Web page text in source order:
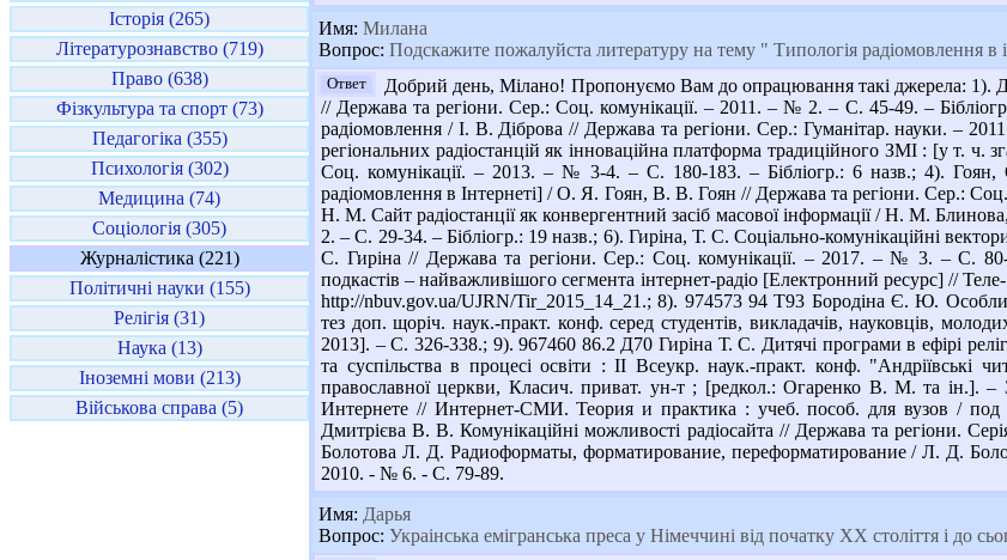
Історія (265)
Літературознавство (719)
Право (638)
Фізкультура та спорт (73)
Педагогіка (355)
Психологія (302)
Медицина (74)
Соціологія (305)
Журналістика (221)
Політичні науки (155)
Релігія (31)
Наука (13)
Іноземні мови (213)
Військова справа (5)
Имя: Милана
Вопрос: Подскажите пожалуйста литературу на тему " Типологія радіомовлення в
Ответ
Добрий день, Мілано! Пропонуємо Вам до опрацювання такі джерела: 1).
// Держава та регіони. Сер.: Соц. комунікації. – 2011. – № 2. – С. 45-49. –
радіомовлення / І. В. Діброва // Держава та регіони. Сер.: Гуманітар. науки. –
регіональних радіостанцій як інноваційна платформа традиційного ЗМІ : [у т.
Соц. комунікації. – 2013. – № 3-4. – С. 180-183. – Бібліогр.: 6 назв.; 4).
радіомовлення в Інтернеті] / О. Я. Гоян, В. В. Гоян // Держава та регіони. Сер.:
Н. М. Сайт радіостанції як конвергентний засіб масової інформації / Н. М.
2. – С. 29-34. – Бібліогр.: 19 назв.; 6). Гиріна, Т. С. Соціально-комунікаційні
С. Гиріна // Держава та регіони. Сер.: Соц. комунікації. – 2017. – № 3. – С.
подкастів – найважливішого сегмента інтернет-радіо [Електронний ресурс] //
http://nbuv.gov.ua/UJRN/Tir_2015_14_21.; 8). 974573 94 Т93 Бородіна Є. Ю.
тез доп. щоріч. наук.-практ. конф. серед студентів, викладачів, науковців,
2013]. – С. 326-338.; 9). 967460 86.2 Д70 Гиріна Т. С. Дитячі програми в ефірі
та суспільства в процесі освіти : ІІ Всеукр. наук.-практ. конф. "Андріївські
православної церкви, Класич. приват. ун-т ; [редкол.: Огаренко В. М. та
Интернете // Интернет-СМИ. Теория и практика : учеб. пособ. для вузов /
Дмитрієва В. В. Комунікаційні можливості радіосайта // Держава та регіони.
Болотова Л. Д. Радиоформаты, форматирование, переформатирование / Л. Д.
2010. - № 6. - С. 79-89.
Имя: Дарья
Вопрос: Украінська емігранська преса у Німеччині від початку ХХ століття і до